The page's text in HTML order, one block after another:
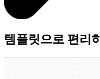
템플릿으로 편리